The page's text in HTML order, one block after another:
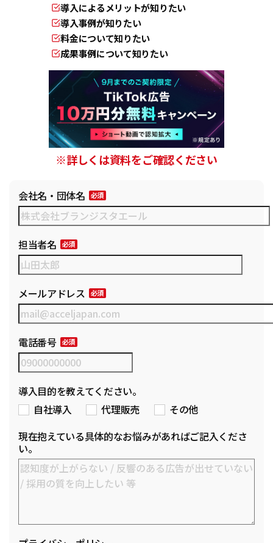
導入によるメリットが知りたい
導入事例が知りたい
料金について知りたい
成果事例について知りたい
※詳しくは資料をご確認ください
会社名・団体名
担当者名
メールアドレス
電話番号
導入目的を教えてください。
自社導入
代理販売
その他
現在抱えている具体的なお悩みがあればご記入くださ
い。